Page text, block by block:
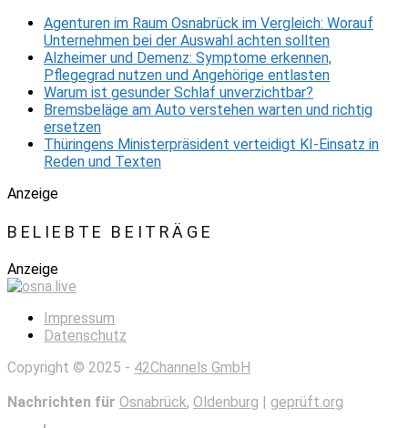
Agenturen im Raum Osnabrück im Vergleich: Worauf
Unternehmen bei der Auswahl achten sollten
Alzheimer und Demenz: Symptome erkennen,
Pflegegrad nutzen und Angehörige entlasten
Warum ist gesunder Schlaf unverzichtbar?
Bremsbeläge am Auto verstehen warten und richtig
ersetzen
Thüringens Ministerpräsident verteidigt KI-Einsatz in
Reden und Texten
Anzeige
BELIEBTE BEITRÄGE
Anzeige
Impressum
Datenschutz
Copyright © 2025 - 42Channels GmbH
Nachrichten für Osnabrück, Oldenburg | geprüft.org